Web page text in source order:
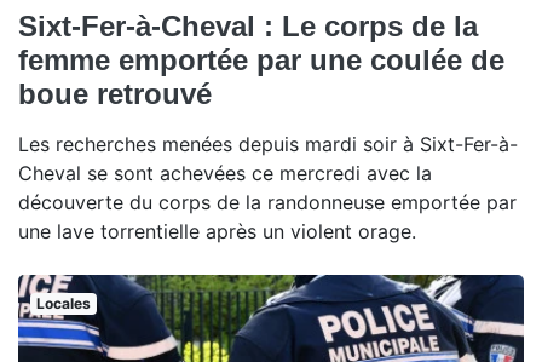
Sixt-Fer-à-Cheval : Le corps de la
femme emportée par une coulée de
boue retrouvé
Les recherches menées depuis mardi soir à Sixt-Fer-à-
Cheval se sont achevées ce mercredi avec la
découverte du corps de la randonneuse emportée par
une lave torrentielle après un violent orage.
Locales